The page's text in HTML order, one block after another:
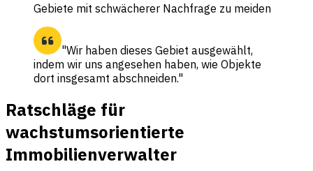
Gebiete mit schwächerer Nachfrage zu meiden
"Wir haben dieses Gebiet ausgewählt,
indem wir uns angesehen haben, wie Objekte
dort insgesamt abschneiden."
Ratschläge für
wachstumsorientierte
Immobilienverwalter